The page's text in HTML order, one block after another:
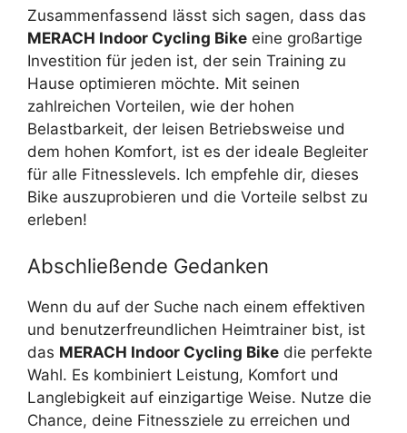
Zusammenfassend lässt sich sagen, dass das
MERACH Indoor Cycling Bike eine großartige
Investition für jeden ist, der sein Training zu
Hause optimieren möchte. Mit seinen
zahlreichen Vorteilen, wie der hohen
Belastbarkeit, der leisen Betriebsweise und
dem hohen Komfort, ist es der ideale Begleiter
für alle Fitnesslevels. Ich empfehle dir, dieses
Bike auszuprobieren und die Vorteile selbst zu
erleben!
Abschließende Gedanken
Wenn du auf der Suche nach einem effektiven
und benutzerfreundlichen Heimtrainer bist, ist
das MERACH Indoor Cycling Bike die perfekte
Wahl. Es kombiniert Leistung, Komfort und
Langlebigkeit auf einzigartige Weise. Nutze die
Chance, deine Fitnessziele zu erreichen und